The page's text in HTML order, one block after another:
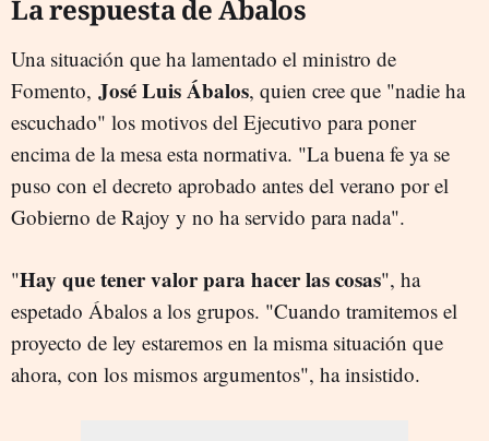
La respuesta de Ábalos
Una situación que ha lamentado el ministro de
Fomento, José Luis Ábalos, quien cree que "nadie ha
escuchado" los motivos del Ejecutivo para poner
encima de la mesa esta normativa. "La buena fe ya se
puso con el decreto aprobado antes del verano por el
Gobierno de Rajoy y no ha servido para nada".
"Hay que tener valor para hacer las cosas", ha
espetado Ábalos a los grupos. "Cuando tramitemos el
proyecto de ley estaremos en la misma situación que
ahora, con los mismos argumentos", ha insistido.